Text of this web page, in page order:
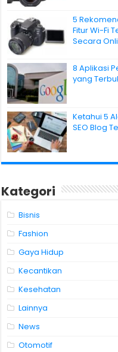
5
Fitur Wi-Fi
Secara
8 Aplikasi
yang
Ketahui 5
SEO Blog
Kategori
Bisnis
Fashion
Gaya Hidup
Kecantikan
Kesehatan
Lainnya
News
Otomotif